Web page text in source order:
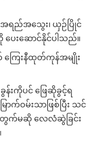
ရည်အသွေး၊ ယှဉ်ပြိုင်
ကို ပေးဆောင်နိုင်ပါသည်။
ြေးနီထုတ်ကုန်အမျိုး
းကိုပင် ဖြေဆိုခွင့်ရ
ဝမ်းသာဖြစ်ပြီး သင်
က်မဆို လေလံဆွဲခြင်း